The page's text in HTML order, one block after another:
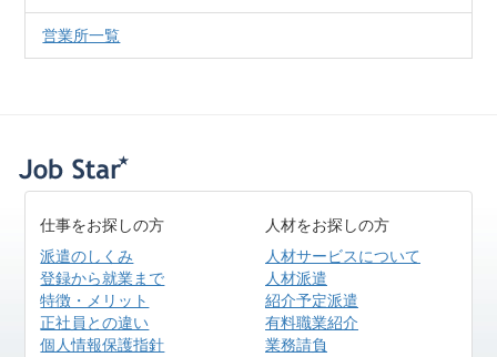
営業所一覧
仕事をお探しの方
派遣のしくみ
登録から就業まで
特徴・メリット
正社員との違い
個人情報保護指針
人材をお探しの方
人材サービスについて
人材派遣
紹介予定派遣
有料職業紹介
業務請負